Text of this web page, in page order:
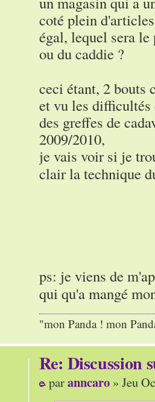
coté plein
égal, lequel sera
ou du caddie ?
ceci étant, 2 bouts
et vu les difficultés
des greffes de
2009/2010,
je vais voir si je
clair la technique
ps: je viens de
qui qu'a mangé
"mon Panda ! mon
Re: Discussion
paranncaro » Jeu